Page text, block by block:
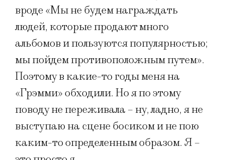
вроде «Мы не будем награждать
людей, которые продают много
альбомов и пользуются популярностью;
мы пойдем противоположным путем».
Поэтому в какие-то годы меня на
«Грэмми» обходили. Но я по этому
поводу не переживала – ну, ладно, я не
выступаю на сцене босиком и не пою
каким-то определенным образом. Я –